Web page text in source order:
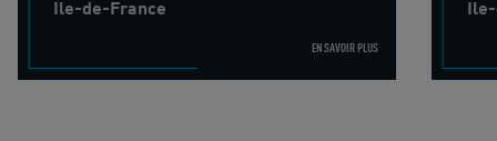
Île-de-France
EN SAVOIR PLUS